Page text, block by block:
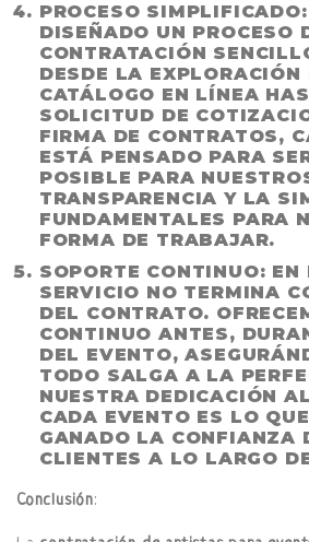
PROCESO SIMPLIFICADO
DISEÑADO UN PROCESO
CONTRATACIÓN
DESDE LA EXPLORACIÓN
CATÁLOGO EN LÍNEA
SOLICITUD DE
FIRMA DE CONTRATOS,
ESTÁ PENSADO PARA
POSIBLE PARA
TRANSPARENCIA Y LA
FUNDAMENTALES PARA
FORMA DE TRABAJAR.
SOPORTE CONTINUO: EN
SERVICIO NO TERMINA
DEL CONTRATO.
CONTINUO ANTES,
DEL EVENTO,
TODO SALGA A LA
NUESTRA DEDICACIÓN
CADA EVENTO ES LO
GANADO LA CONFIANZA
CLIENTES A LO LARGO
Conclusión: